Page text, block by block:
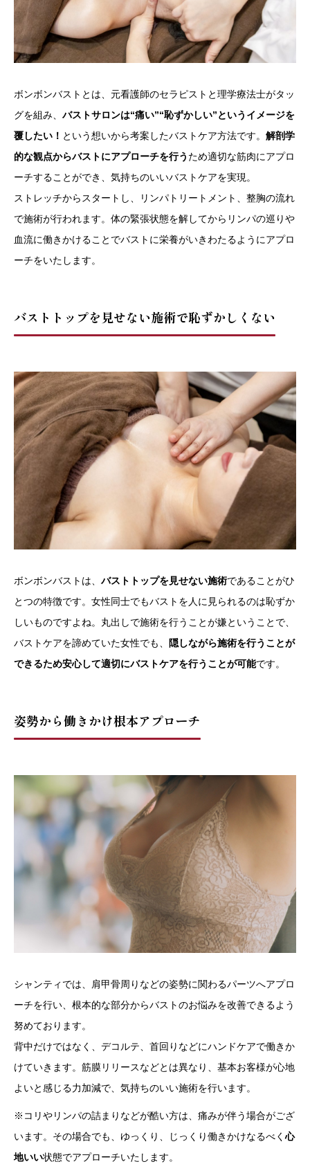
ボンボンバストとは、元看護師のセラピストと理学療法士がタッ
グを組み、 バストサロンは“痛い”“恥ずかしい”というイメージを
覆したい！ という想いから考案したバストケア方法です。 解剖学
的な観点からバストにアプローチを行う ため適切な筋肉にアプロ
ーチすることができ、気持ちのいいバストケアを実現。
ストレッチからスタートし、リンパトリートメント、整胸の流れ
で施術が行われます。体の緊張状態を解してからリンパの巡りや
血流に働きかけることでバストに栄養がいきわたるようにアプロ
ーチをいたします。
バストトップを見せない施術で恥ずかしくない
ボンボンバストは、 バストトップを見せない施術であることがひ
とつの特徴です。女性同士でもバストを人に見られるのは恥ずか
しいものですよね。丸出しで施術を行うことが嫌ということで、
バストケアを諦めていた女性でも、
隠しながら施術を行うことが
できるため安心して適切にバストケアを行うことが可能です。
姿勢から働きかけ根本アプローチ
シャンティでは、肩甲骨周りなどの姿勢に関わるパーツへアプロ
ーチを行い、根本的な部分からバストのお悩みを改善できるよう
努めております。
背中だけではなく、デコルテ、首回りなどにハンドケアで働きか
けていきます。筋膜リリースなどとは異なり、基本お客様が心地
よいと感じる力加減で、気持ちのいい施術を行います。
※コリやリンパの詰まりなどが酷い方は、痛みが伴う場合がござ
います。その場合でも、ゆっくり、じっくり働きかけなるべく 心
地いい状態でアプローチいたします。